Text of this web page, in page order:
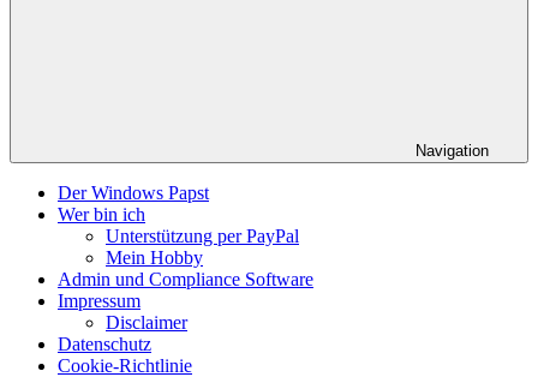
Navigation
Der Windows Papst
Wer bin ich
Unterstützung per PayPal
Mein Hobby
Admin und Compliance Software
Impressum
Disclaimer
Datenschutz
Cookie-Richtlinie